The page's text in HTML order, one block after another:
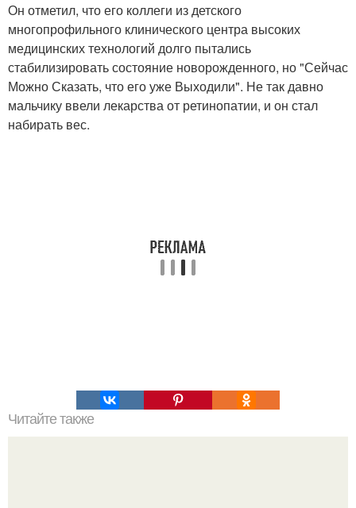
Он отметил, что его коллеги из детского
многопрофильного клинического центра высоких
медицинских технологий долго пытались
стабилизировать состояние новорожденного, но "Сейчас
Можно Сказать, что его уже Выходили". Не так давно
мальчику ввели лекарства от ретинопатии, и он стал
набирать вес.
Читайте также